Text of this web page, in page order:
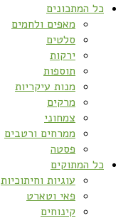
כל המתכונים
מאפים ולחמים
סלטים
ירקות
תוספות
מנות עיקריות
מרקים
צמחוני
ממרחים ורטבים
פסטה
כל המתוקים
עוגיות וחיתוכיות
פאי וטארט
קינוחים